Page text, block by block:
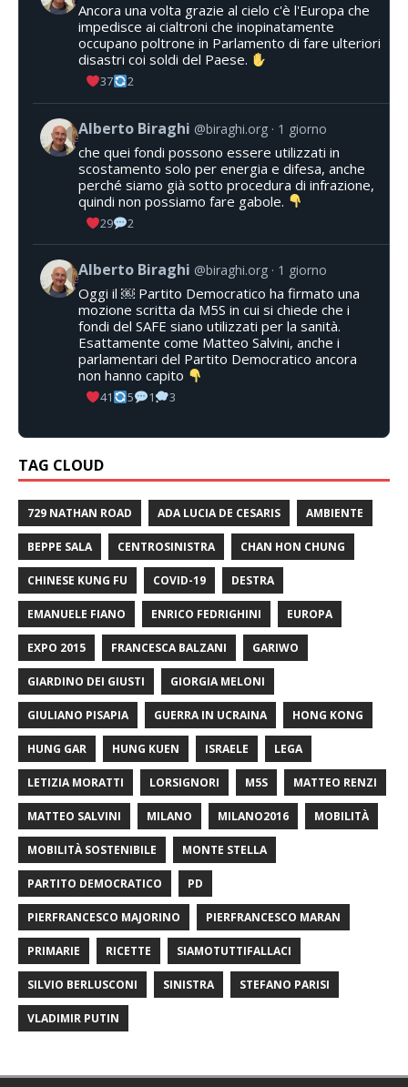
Ancora una volta grazie al cielo c'è l'Europa che
impedisce ai cialtroni che inopinatamente
occupano poltrone in Parlamento di fare ulteriori
disastri coi soldi del Paese.
37 2
Alberto Biraghi @biraghi.org 1 giorno
che quei fondi possono essere utilizzati in
scostamento solo per energia e difesa, anche
perché siamo già sotto procedura di infrazione,
quindi non possiamo fare gabole.
29 2
Alberto Biraghi @biraghi.org 1 giorno
Oggi il ￼ Partito Democratico ha firmato una
mozione scritta da M5S in cui si chiede che i
fondi del SAFE siano utilizzati per la sanità.
Esattamente come Matteo Salvini, anche i
parlamentari del Partito Democratico ancora
non hanno capito
41 5 1 3
TAG CLOUD
729 NATHAN ROAD ADA LUCIA DE CESARIS AMBIENTE
BEPPE SALA CENTROSINISTRA CHAN HON CHUNG
CHINESE KUNG FU COVID-19 DESTRA
EMANUELE FIANO ENRICO FEDRIGHINI EUROPA
EXPO 2015 FRANCESCA BALZANI GARIWO
GIARDINO DEI GIUSTI GIORGIA MELONI
GIULIANO PISAPIA GUERRA IN UCRAINA HONG KONG
HUNG GAR HUNG KUEN ISRAELE LEGA
LETIZIA MORATTI LORSIGNORI M5S MATTEO RENZI
MATTEO SALVINI MILANO MILANO2016 MOBILITÀ
MOBILITÀ SOSTENIBILE MONTE STELLA
PARTITO DEMOCRATICO PD
PIERFRANCESCO MAJORINO PIERFRANCESCO MARAN
PRIMARIE RICETTE SIAMOTUTTIFALLACI
SILVIO BERLUSCONI SINISTRA STEFANO PARISI
VLADIMIR PUTIN